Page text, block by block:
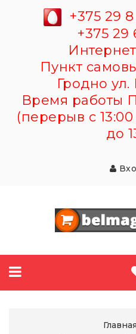
+375
+375 29
Пункт
Гродно
Время работы
(перерыв с
до
Главная